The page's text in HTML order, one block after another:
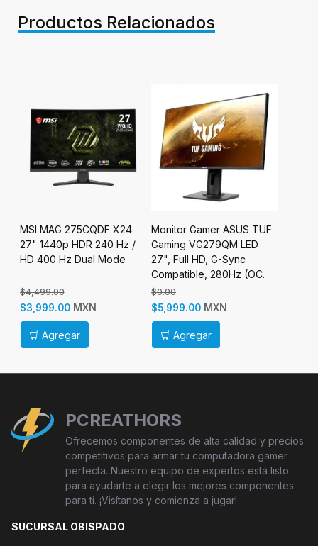
Productos Relacionados
MSI MAG 275CQDF X24
27" 1440p HDR 240 Hz /
HD 400 Hz Dual Mode
$4,499.00
$3,999.00 MXN
Agregar
Monitor Gamer ASUS TUF
Gaming VG279QM LED
27", Full HD, G-Sync
Compatible, 280Hz (OC.
240Hz, 144Hz), HDMI,
Bocinas Integradas (2 x
4W), Negro
$0.00
$5,999.00 MXN
Agregar
PCREATHORS
Ofrecemos componentes de alta calidad y precios
competitivos para armar tu computadora gamer
perfecta. Nuestro equipo de expertos está listo
para ayudarte a elegir los mejores componentes
para ti. ¡Visítanos y comienza a jugar!
SUCURSAL OBISPADO